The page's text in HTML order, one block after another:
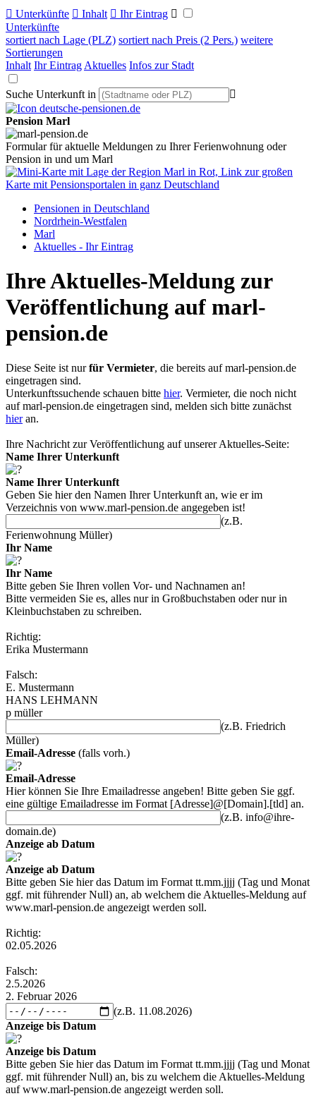
 Unterkünfte  Inhalt  Ihr Eintrag 
Unterkünfte
sortiert nach Lage (PLZ) sortiert nach Preis (2 Pers.) weitere
Sortierungen
Inhalt Ihr Eintrag Aktuelles Infos zur Stadt
Suche Unterkunft in 
Pension Marl
Formular für aktuelle Meldungen zu Ihrer Ferienwohnung oder
Pension in und um Marl
Pensionen in Deutschland
Nordrhein-Westfalen
Marl
Aktuelles - Ihr Eintrag
Ihre Aktuelles-Meldung zur
Veröffentlichung auf marl-
pension.de
Diese Seite ist nurfür Vermieter, die bereits aufmarl-pension.de
eingetragen sind.
Unterkunftssuchende schauen bitte hier. Vermieter, die noch nicht
aufmarl-pension.de eingetragen sind, melden sich bitte zunächst
hieran.
Ihre Nachricht zur Veröffentlichung auf unserer Aktuelles-Seite:
Name Ihrer Unterkunft
Name Ihrer Unterkunft
Geben Sie hier den Namen Ihrer Unterkunft an, wie er im
Verzeichnis von www.marl-pension.de angegeben ist!
(z.B.
Ferienwohnung Müller)
Ihr Name
Ihr Name
Bitte geben Sie Ihren vollen Vor- und Nachnamen an!
Bitte vermeiden Sie es, alles nur in Großbuchstaben oder nur in
Kleinbuchstaben zu schreiben.
Richtig:
Erika Mustermann
Falsch:
E. Mustermann
HANS LEHMANN
p müller
(z.B. Friedrich
Müller)
Email-Adresse (falls vorh.)
Email-Adresse
Hier können Sie Ihre Emailadresse angeben! Bitte geben Sie ggf.
eine gültige Emailadresse im Format [Adresse]@[Domain].[tld] an.
(z.B. info@ihre-
domain.de)
Anzeige ab Datum
Anzeige ab Datum
Bitte geben Sie hier das Datum im Format tt.mm.jjjj (Tag und Monat
ggf. mit führender Null) an, ab welchem die Aktuelles-Meldung auf
www.marl-pension.de angezeigt werden soll.
Richtig:
02.05.2026
Falsch:
2.5.2026
2. Februar 2026
(z.B. 11.08.2026)
Anzeige bis Datum
Anzeige bis Datum
Bitte geben Sie hier das Datum im Format tt.mm.jjjj (Tag und Monat
ggf. mit führender Null) an, bis zu welchem die Aktuelles-Meldung
aufwww.marl-pension.de angezeigt werden soll.